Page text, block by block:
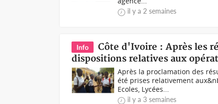
il y a 2 semaines
Info
Côte d'Ivoire : Après les
dispositions relatives aux
Après la proclamation des
été prises relativement
Ecoles, Lycées...
il y a 3 semaines